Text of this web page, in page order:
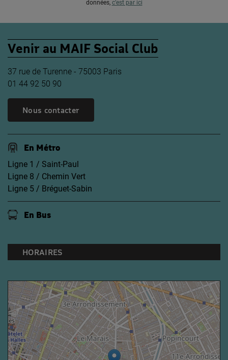
données, c’est par ici
Venir au MAIF Social Club
37 rue de Turenne - 75003 Paris
01 44 92 50 90
Nous contacter
En Métro
Ligne 1 / Saint-Paul
Ligne 8 / Chemin Vert
Ligne 5 / Bréguet-Sabin
En Bus
HORAIRES